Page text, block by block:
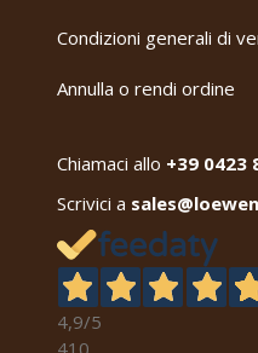
Condizioni generali di
Annulla o rendi ordine
Chiamaci allo +39 0423
Scrivici a
4,9/5